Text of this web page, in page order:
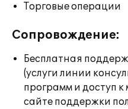
Торговые операции
Сопровождение:
Бесплатная
(услуги линии
программ и доступ
сайте поддержки